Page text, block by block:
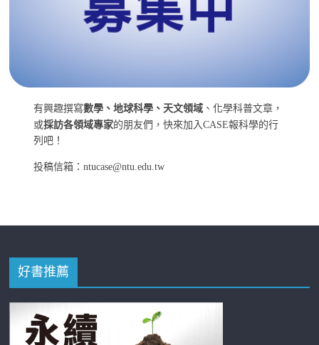
有興趣撰寫數學、地球科學、天文領域 、化學科普文章，
或採訪各領域專家的朋友們，快來加入CASE報科學的行
列吧！
投稿信箱：ntucase@ntu.edu.tw
好書推薦